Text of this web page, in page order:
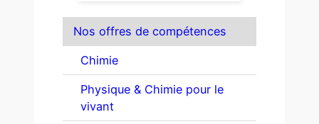
Nos offres de compétences
Chimie
Physique & Chimie pour le
vivant